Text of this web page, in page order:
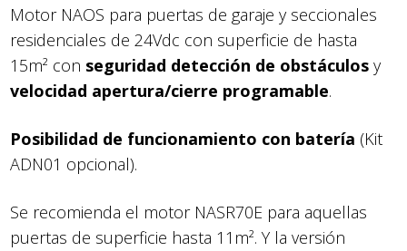
Motor NAOS para puertas de garaje y seccionales
residenciales de 24Vdc con superficie de hasta
15m² con seguridad detección de obstáculos y
velocidad apertura/cierre programable.
Posibilidad de funcionamiento con batería (Kit
ADN01 opcional).
Se recomienda el motor NASR70E para aquellas
puertas de superficie hasta 11m². Y la versión